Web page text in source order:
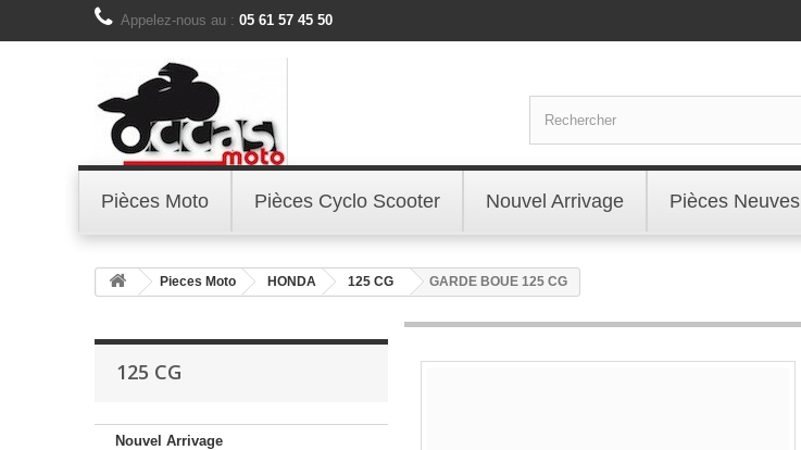
Appelez-nous au : 05 61 57 45 50
Pièces Moto Pièces Cyclo Scooter Nouvel Arrivage Pièces Neuves
Pieces Moto HONDA 125 CG GARDE BOUE 125 CG
125 CG
Nouvel Arrivage